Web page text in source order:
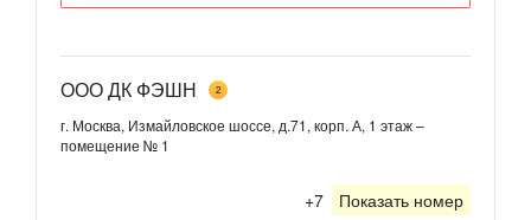
ООО ДК ФЭШН 2
г. Москва, Измайловское шоссе, д.71, корп. А, 1 этаж –
помещение № 1
+7 Показать номер